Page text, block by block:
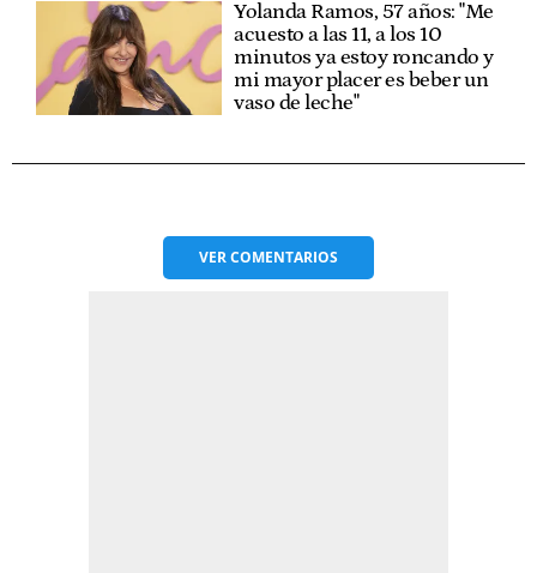
Yolanda Ramos, 57 años: "Me
acuesto a las 11, a los 10
minutos ya estoy roncando y
mi mayor placer es beber un
vaso de leche"
VERCOMENTARIOS